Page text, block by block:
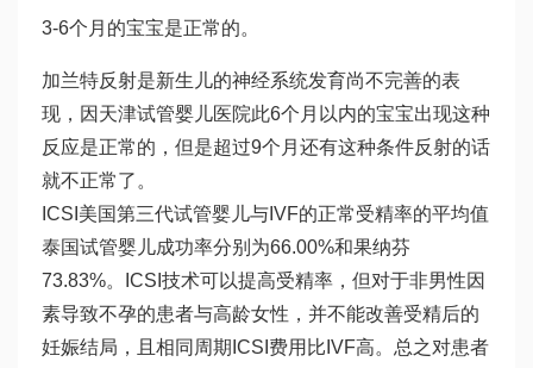
3-6个月的宝宝是正常的。
加兰特反射是新生儿的神经系统发育尚不完善的表
现，因 天津试管婴儿医院此6个月以内的宝宝出现这种
反应是正常的，但是超过9个月还有这种条件反射的话
就不正常了。
ICSI美国第三代试管婴儿与IVF的正常受精率的平均值
泰国试管婴儿成功率分别为66.00%和果纳芬
73.83%。ICSI技术可以提高受精率，但对于非男性因
素导致不孕的患者与高龄女性，并不能改善受精后的
妊娠结局，且相同周期ICSI费用比IVF高。总之对患者